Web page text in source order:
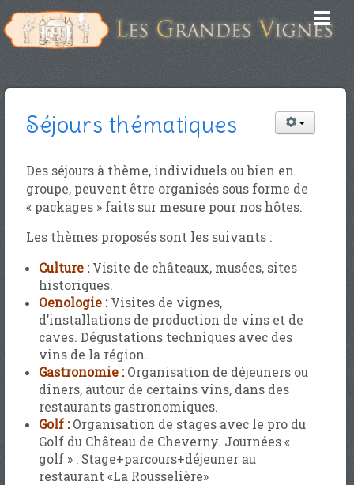
Séjours thématiques
Des séjours à thème, individuels ou bien en
groupe, peuvent être organisés sous forme de
« packages » faits sur mesure pour nos hôtes.
Les thèmes proposés sont les suivants :
Culture :Visite de châteaux, musées, sites
historiques.
Oenologie : Visites de vignes,
d’installations de production de vins et de
caves. Dégustations techniques avec des
vins de la région.
Gastronomie :Organisation de déjeuners ou
dîners, autour de certains vins, dans des
restaurants gastronomiques.
Golf : Organisation de stages avec le pro du
Golf du Château de Cheverny. Journées «
golf » : Stage+parcours+déjeuner au
restaurant «La Rousselière»